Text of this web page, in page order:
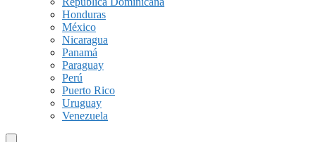
Honduras
México
Nicaragua
Panamá
Paraguay
Perú
Puerto Rico
Uruguay
Venezuela